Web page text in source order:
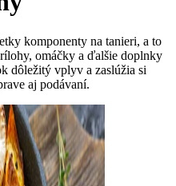
komponenty na tanieri, a to
omáčky a ďalšie doplnky
dôležitý vplyv a zaslúžia si
aj podávaní.